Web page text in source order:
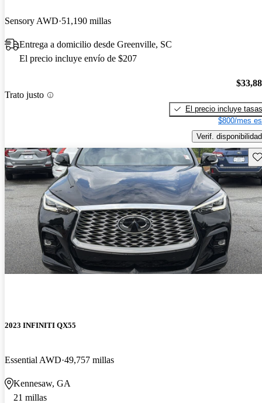
Sensory AWD 51,190 millas
Entrega a domicilio desde Greenville, SC
El precio incluye envío de $207
Trato justo
El precio incluye tasas
$800/mes
Verif. disponibilidad
2023 INFINITI QX55
Essential AWD 49,757 millas
Kennesaw, GA
21 millas